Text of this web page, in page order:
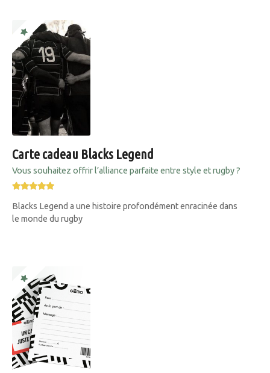
Carte cadeau Blacks Legend
Vous souhaitez offrir l’alliance parfaite entre style et rugby ?
Blacks Legend a une histoire profondément enracinée dans
le monde du rugby